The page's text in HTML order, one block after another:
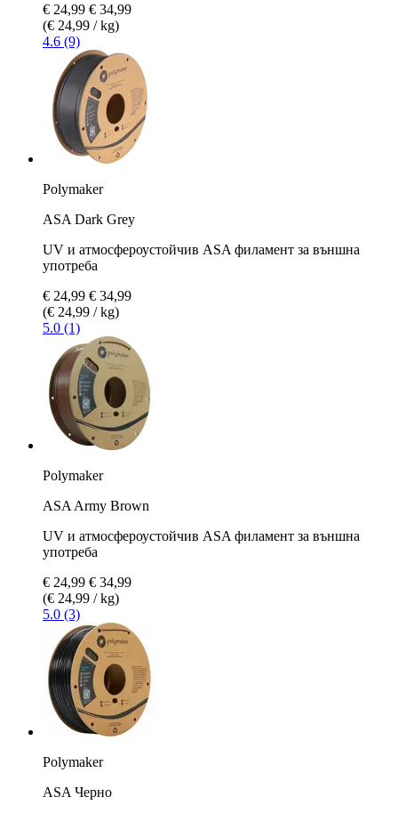
€ 24,99 € 34,99
(€ 24,99 / kg)
4.6 (9)
Polymaker
ASA Dark Grey
UV и атмосфероустойчив ASA филамент за външна
употреба
€ 24,99 € 34,99
(€ 24,99 / kg)
5.0 (1)
Polymaker
ASA Army Brown
UV и атмосфероустойчив ASA филамент за външна
употреба
€ 24,99 € 34,99
(€ 24,99 / kg)
5.0 (3)
Polymaker
ASA Черно